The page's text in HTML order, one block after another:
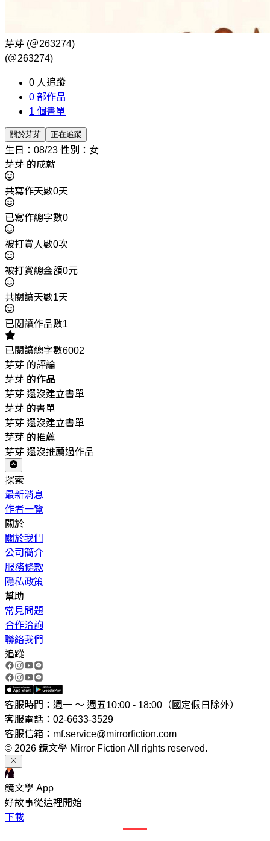
芽芽 (＠263274)
(＠263274)
0 人追蹤
0 部作品
1 個書單
關於芽芽 正在追蹤
生日：08/23 性別：女
芽芽 的成就
共寫作天數0天
已寫作總字數0
被打賞人數0次
被打賞總金額0元
共閱讀天數1天
已閱讀作品數1
已閱讀總字數6002
芽芽 的評論
芽芽 的作品
芽芽 還沒建立書單
芽芽 的書單
芽芽 還沒建立書單
芽芽 的推薦
芽芽 還沒推薦過作品
探索
最新消息
作者一覽
關於
關於我們
公司簡介
服務條款
隱私政策
幫助
常見問題
合作洽詢
聯絡我們
追蹤
客服時間：週一 ～ 週五10:00 - 18:00（國定假日除外）
客服電話：02-6633-3529
客服信箱：mf.service@mirrorfiction.com
© 2026 鏡文學 Mirror Fiction All rights reserved.
鏡文學 App
好故事從這裡開始
下載